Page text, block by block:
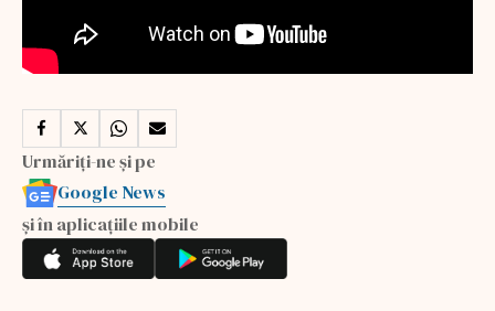
Urmăriți-ne și pe
Google News
și în aplicațiile mobile